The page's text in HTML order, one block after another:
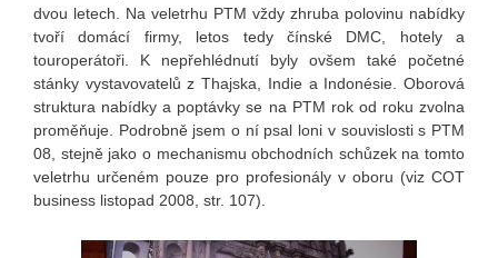
dvou letech. Na veletrhu PTM vždy zhruba polovinu nabídky
tvoří domácí firmy, letos tedy čínské DMC, hotely a
touroperátoři. K nepřehlédnutí byly ovšem také početné
stánky vystavovatelů z Thajska, Indie a Indonésie. Oborová
struktura nabídky a poptávky se na PTM rok od roku zvolna
proměňuje. Podrobně jsem o ní psal loni v souvislosti s PTM
08, stejně jako o mechanismu obchodních schůzek na tomto
veletrhu určeném pouze pro profesionály v oboru (viz COT
business listopad 2008, str. 107).